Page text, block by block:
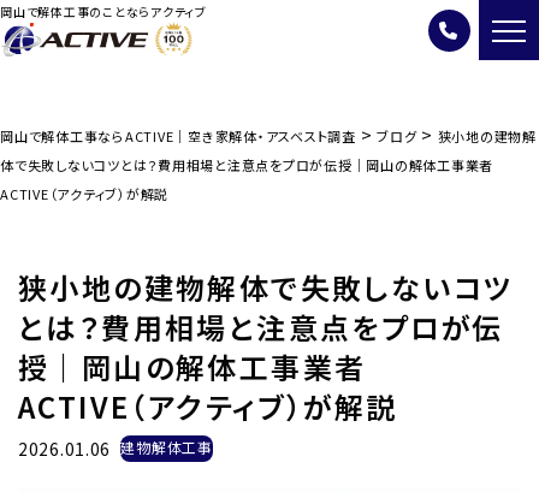
岡山で解体工事のことならアクティブ
岡山で解体工事ならACTIVE｜空き家解体・アスベスト調査 > ブログ> 狭小地の建物解
体で失敗しないコツとは？費用相場と注意点をプロが伝授｜岡山の解体工事業者
ACTIVE（アクティブ）が解説
狭小地の建物解体で失敗しないコツ
とは？費用相場と注意点をプロが伝
授｜岡山の解体工事業者
ACTIVE（アクティブ）が解説
2026.01.06 建物解体工事